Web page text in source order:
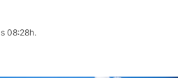
08:28h.